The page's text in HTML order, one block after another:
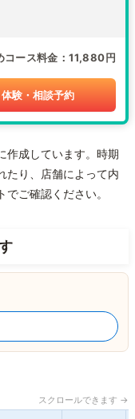
コース料金 11,880円
体験・相談予約
作成しています。時期
たり、店舗によって内
ご確認ください。
スクロールできます →